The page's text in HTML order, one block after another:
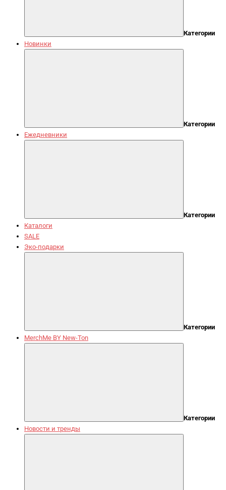
Категории
Новинки
Категории
Ежедневники
Категории
Каталоги
SALE
Эко-подарки
Категории
MerchMe BY New-Ton
Категории
Новости и тренды